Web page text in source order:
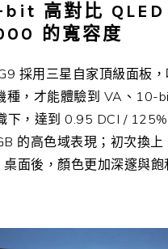
bit 高對比 QLED
的寬容度
採用三星自家頂級面板
種，才能體驗到 VA、10-
下，達到 0.95 DCI /
的高色域表現；初次換上
面後，顏色更加深邃與飽